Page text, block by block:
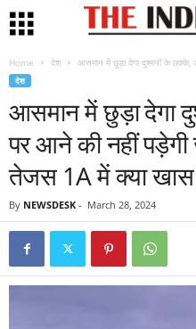
Home देश आसमान में छुड़ा देगा दुश्मनों के
देश
आसमान में छुड़ा देगा
पर आने की नहीं
तेजस 1A में क्या
By NEWSDESK - March 28, 2024